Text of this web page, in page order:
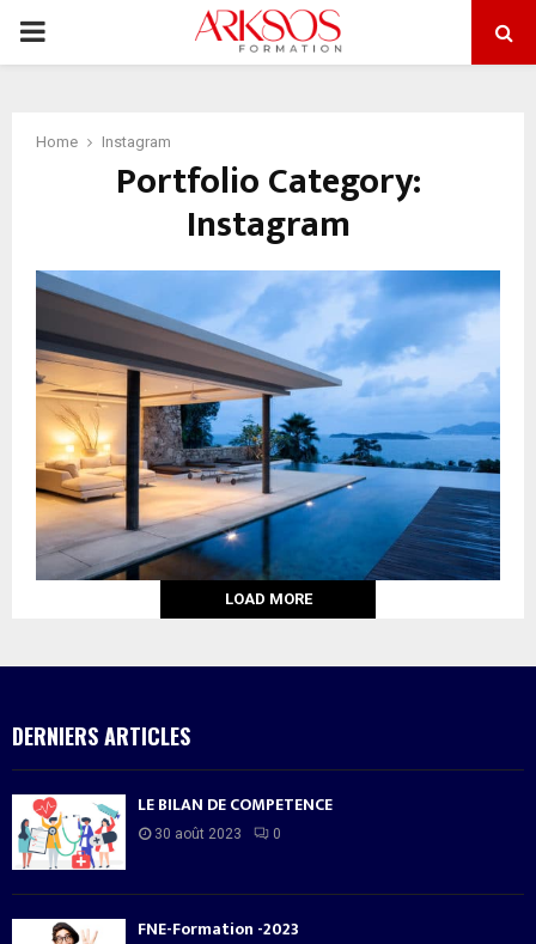
PRIMARY
Home Instagram
Portfolio Category:
Instagram
LOAD MORE
DERNIERS ARTICLES
LE BILAN DE COMPETENCE
30 août 2023 0
FNE-Formation -2023